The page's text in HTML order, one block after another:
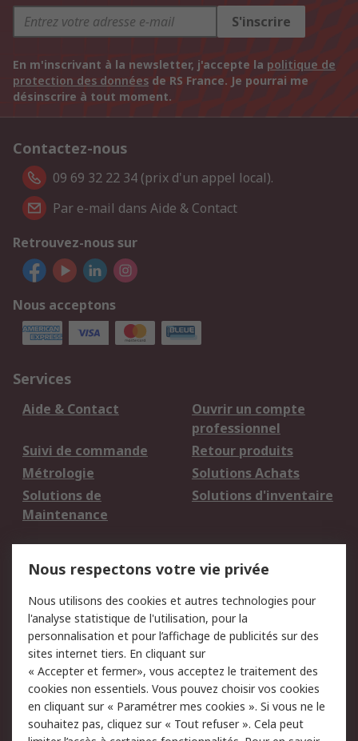
S'inscrire
En m'inscrivant à la newsletter, j'accepte la politique de
protection des données de RS France. Je pourrai me
désinscrire à tout moment.
Contactez-nous
09 69 32 22 34 (prix d'un appel local).
Par e-mail dans Aide & Contact
Retrouvez-nous sur
Nous acceptons
Services
Aide & Contact
Ouvrir un compte
professionnel
Suivi de commande
Retour produits
Métrologie
Solutions Achats
Solutions de
Maintenance
Solutions d'inventaire
du site
Politique de protection
des données - Mise à
jour
Sécurité des E-mails
Conditions générales
de vente
Politique anti-
corruption
Campagnes marketing
Nous respectons votre vie privée
Nous utilisons des cookies et autres technologies pour
l'analyse statistique de l'utilisation, pour la
personnalisation et pour l’affichage de publicités sur des
sites internet tiers. En cliquant sur
« Accepter et fermer», vous acceptez le traitement des
cookies non essentiels. Vous pouvez choisir vos cookies
en cliquant sur « Paramétrer mes cookies ». Si vous ne le
souhaitez pas, cliquez sur « Tout refuser ». Cela peut